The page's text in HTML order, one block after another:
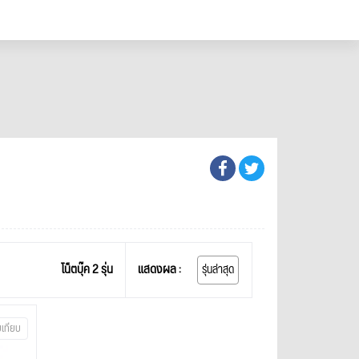
โน็ตบุ๊ค 2 รุ่น แสดงผล : รุ่นล่าสุด
ทียบ